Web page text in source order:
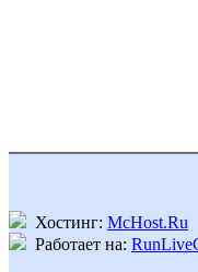
Хостинг: McHost.Ru
Работает на: